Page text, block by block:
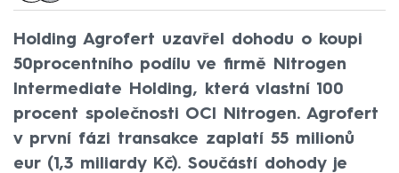
Holding Agrofert uzavřel dohodu o koupi
50procentního podílu ve firmě Nitrogen
Intermediate Holding, která vlastní 100
procent společnosti OCI Nitrogen. Agrofert
v první fázi transakce zaplatí 55 milionů
eur (1,3 miliardy Kč). Součástí dohody je